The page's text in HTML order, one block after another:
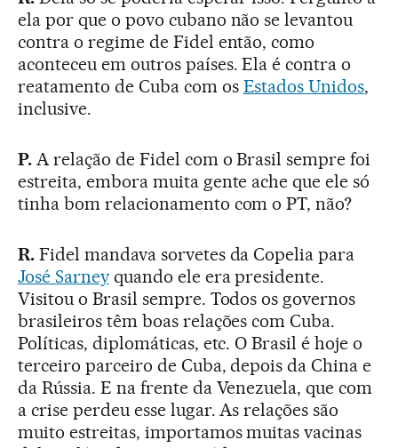
ela por que o povo cubano não se levantou
contra o regime de Fidel então, como
aconteceu em outros países. Ela é contra o
reatamento de Cuba com os Estados Unidos,
inclusive.
P.A relação de Fidel com o Brasil sempre foi
estreita, embora muita gente ache que ele só
tinha bom relacionamento com o PT, não?
R.Fidel mandava sorvetes da Copelia para
José Sarneyquando ele era presidente.
Visitou o Brasil sempre. Todos os governos
brasileiros têm boas relações com Cuba.
Políticas, diplomáticas, etc. O Brasil é hoje o
terceiro parceiro de Cuba, depois da China e
da Rússia. E na frente da Venezuela, que com
a crise perdeu esse lugar. As relações são
muito estreitas, importamos muitas vacinas